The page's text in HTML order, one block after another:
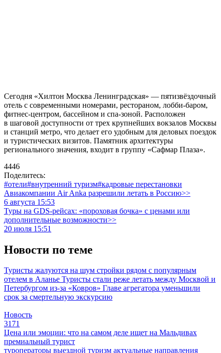
Сегодня «Хилтон Москва Ленинградская» — пятизвёздочный
отель с современными номерами, рестораном, лобби-баром,
фитнес-центром, бассейном и спа-зоной. Расположен
в шаговой доступности от трех крупнейших вокзалов Москвы
и станций метро, что делает его удобным для деловых поездок
и туристических визитов. Памятник архитектуры
регионального значения, входит в группу «Сафмар Плаза».
4446
Поделитесь:
#отели#внутренний туризм#кадровые перестановки
Авиакомпании Air Anka разрешили летать в Россию>>
6 августа 15:53
Туры на GDS-рейсах: «пороховая бочка» с ценами или
дополнительные возможности>>
20 июля 15:51
Новости по теме
Туристы жалуются на шум стройки рядом с популярным
отелем в Аланье Туристы стали реже летать между Москвой и
Петербургом из-за «Ковров» Главе агрегатора уменьшили
срок за смертельную экскурсию
Новость
3171
Цена или эмоции: что на самом деле ищет на Мальдивах
премиальный турист
туроператоры выездной туризм актуальные направления